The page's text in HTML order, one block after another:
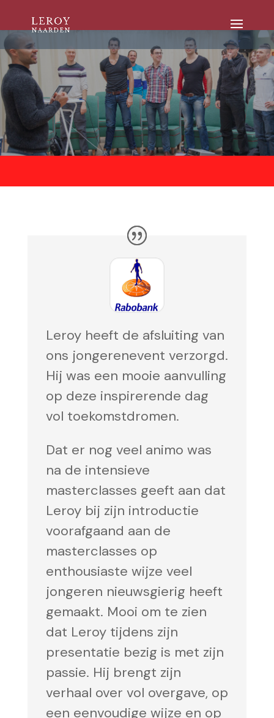
Leroy heeft de afsluiting van
ons jongerenevent verzorgd.
Hij was een mooie aanvulling
op deze inspirerende dag
vol toekomstdromen.
Dat er nog veel animo was
na de intensieve
masterclasses geeft aan dat
Leroy bij zijn introductie
voorafgaand aan de
masterclasses op
enthousiaste wijze veel
jongeren nieuwsgierig heeft
gemaakt. Mooi om te zien
dat Leroy tijdens zijn
presentatie bezig is met zijn
passie. Hij brengt zijn
verhaal over vol overgave, op
een eenvoudige wijze en op